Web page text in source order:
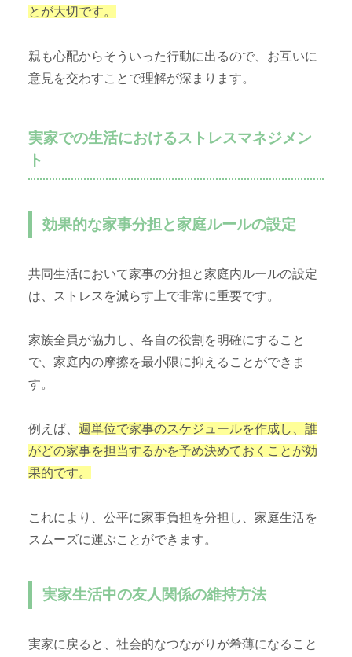
とが大切です。
親も心配からそういった行動に出るので、お互いに
意見を交わすことで理解が深まります。
実家での生活におけるストレスマネジメン
ト
効果的な家事分担と家庭ルールの設定
共同生活において家事の分担と家庭内ルールの設定
は、ストレスを減らす上で非常に重要です。
家族全員が協力し、各自の役割を明確にすること
で、家庭内の摩擦を最小限に抑えることができま
す。
例えば、 週単位で家事のスケジュールを作成し、誰
がどの家事を担当するかを予め決めておくことが効
果的です。
これにより、公平に家事負担を分担し、家庭生活を
スムーズに運ぶことができます。
実家生活中の友人関係の維持方法
実家に戻ると、社会的なつながりが希薄になること